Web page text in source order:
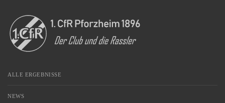
ALLE ERGEBNISSE
NEWS